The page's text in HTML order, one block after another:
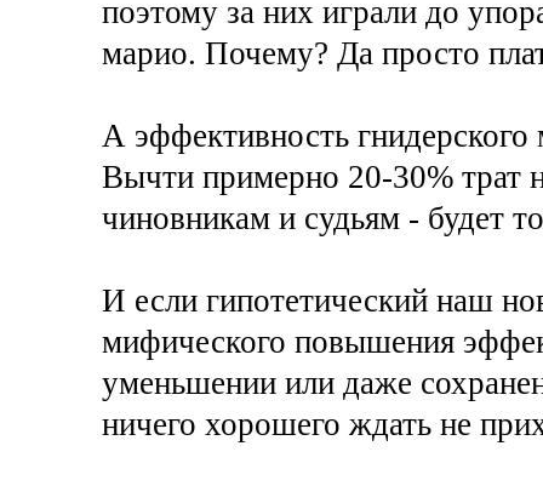
поэтому за них играли до
марио. Почему? Да просто
А эффективность
Вычти примерно 20-30% трат
чиновникам и судьям - будет
И если гипотетический наш
мифического повышения
уменьшении или даже
ничего хорошего ждать не